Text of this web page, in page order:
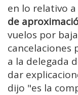
en lo relativo
de
vuelos por
cancelaciones
a la delegada
dar
dijo "es la